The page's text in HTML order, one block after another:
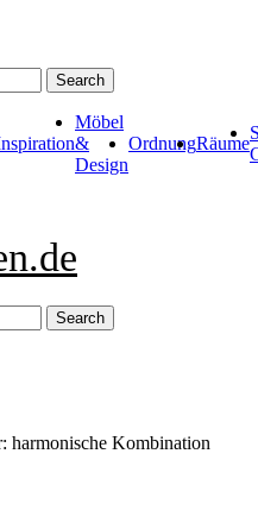
Search
Möbel
&
Design
OrdnungRäume
Search
harmonische Kombination